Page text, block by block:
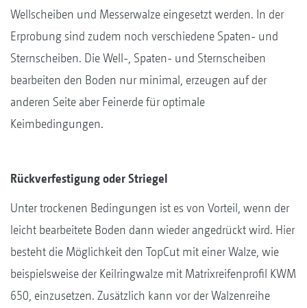
Wellscheiben und Messerwalze eingesetzt werden. In der
Erprobung sind zudem noch verschiedene Spaten- und
Sternscheiben. Die Well-, Spaten- und Sternscheiben
bearbeiten den Boden nur minimal, erzeugen auf der
anderen Seite aber Feinerde für optimale
Keimbedingungen.
Rückverfestigung oder Striegel
Unter trockenen Bedingungen ist es von Vorteil, wenn der
leicht bearbeitete Boden dann wieder angedrückt wird. Hier
besteht die Möglichkeit den TopCut mit einer Walze, wie
beispielsweise der Keilringwalze mit Matrixreifenprofil KWM
650, einzusetzen. Zusätzlich kann vor der Walzenreihe